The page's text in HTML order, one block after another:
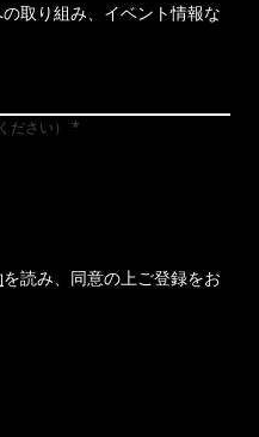
取り組み、イベント情報な
さい）
を読み、同意の上ご登録をお